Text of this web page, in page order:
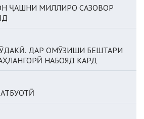
ҶАШНИ МИЛЛИРО САЗОВОР
ДАР ОМӮЗИШИ БЕШТАРИ
НАБОЯД КАРД